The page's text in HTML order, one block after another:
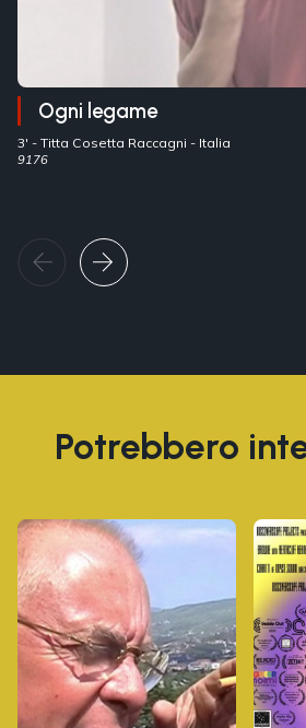
Ogni legame
3' -Titta Cosetta Raccagni - Italia
9176
Potrebbero